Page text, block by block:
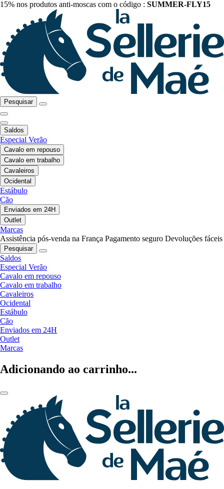
15% nos produtos anti-moscas com o código : SUMMER-FLY15
Pesquisar
Saldos
Especial Verão
Cavalo em repouso
Cavalo em trabalho
Cavaleiros
Ocidental
Estábulo
Cão
Enviados em 24H
Outlet
Marcas
Assistência pós-venda na França Pagamento seguro Devoluções fáceis
Pesquisar
Saldos
Especial Verão
Cavalo em repouso
Cavalo em trabalho
Cavaleiros
Ocidental
Estábulo
Cão
Enviados em 24H
Outlet
Marcas
Adicionando ao carrinho...